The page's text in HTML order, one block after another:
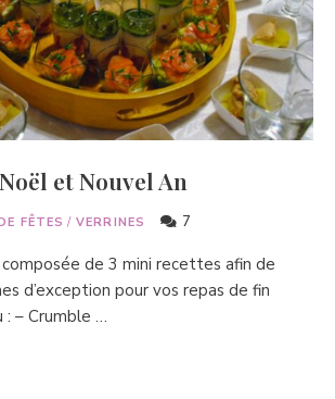
et Nouvel An
FÊTES / VERRINES 7
de 3 mini recettes afin de
d’exception pour vos repas de fin
: – Crumble …